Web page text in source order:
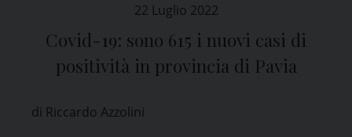
22 Luglio 2022
Covid-19: sono 615 i nuovi casi di
positività in provincia di Pavia
di Riccardo Azzolini